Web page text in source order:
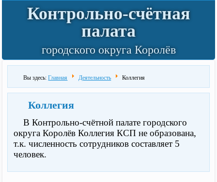
Контрольно-счётная
палата
городского округа Королёв
Вы здесь:Главная Деятельность Коллегия
Коллегия
В Контрольно-счётной палате городского
округа Королёв Коллегия КСП не образована,
т.к. численность сотрудников составляет 5
человек.